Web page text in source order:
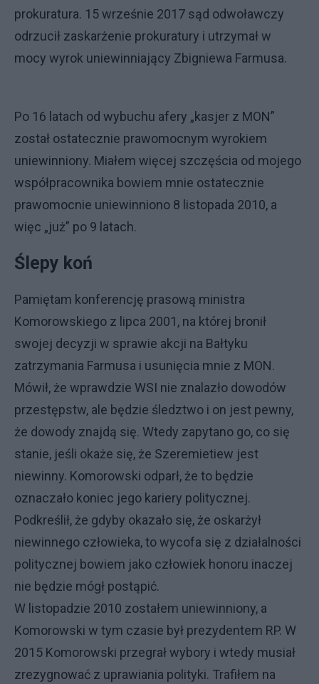
prokuratura. 15 wrześnie 2017 sąd odwoławczy
odrzucił zaskarżenie prokuratury i utrzymał w
mocy wyrok uniewinniający Zbigniewa Farmusa.
Po 16 latach od wybuchu afery „kasjer z MON”
został ostatecznie prawomocnym wyrokiem
uniewinniony. Miałem więcej szczęścia od mojego
współpracownika bowiem mnie ostatecznie
prawomocnie uniewinniono 8 listopada 2010, a
więc „już” po 9 latach.
Ślepy koń
Pamiętam konferencję prasową ministra
Komorowskiego z lipca 2001, na której bronił
swojej decyzji w sprawie akcji na Bałtyku
zatrzymania Farmusa i usunięcia mnie z MON.
Mówił, że wprawdzie WSI nie znalazło dowodów
przestępstw, ale będzie śledztwo i on jest pewny,
że dowody znajdą się. Wtedy zapytano go, co się
stanie, jeśli okaże się, że Szeremietiew jest
niewinny. Komorowski odparł, że to będzie
oznaczało koniec jego kariery politycznej.
Podkreślił, że gdyby okazało się, że oskarżył
niewinnego człowieka, to wycofa się z działalności
politycznej bowiem jako człowiek honoru inaczej
nie będzie mógł postąpić.
W listopadzie 2010 zostałem uniewinniony, a
Komorowski w tym czasie był prezydentem RP. W
2015 Komorowski przegrał wybory i wtedy musiał
zrezygnować z uprawiania polityki. Trafiłem na